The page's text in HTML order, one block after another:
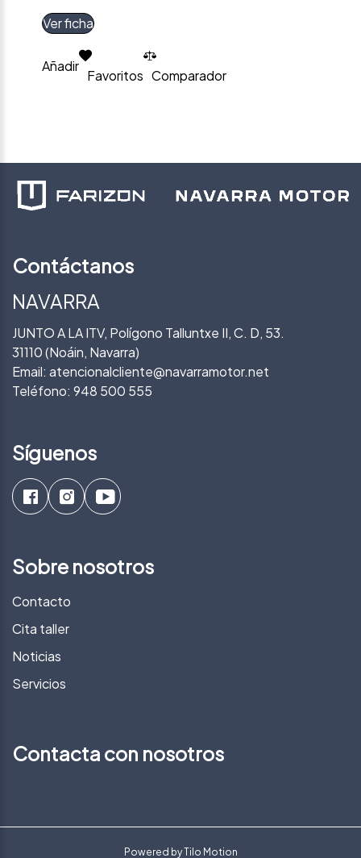
Ver ficha
Añadir
Favoritos Comparador
Contáctanos
NAVARRA
JUNTO A LA ITV, Polígono Talluntxe II, C. D, 53.
31110 (Noáin, Navarra)
Email: atencionalcliente@navarramotor.net
Teléfono: 948 500 555
Síguenos
Sobre nosotros
Contacto
Cita taller
Noticias
Servicios
Contacta con nosotros
Powered byTilo Motion